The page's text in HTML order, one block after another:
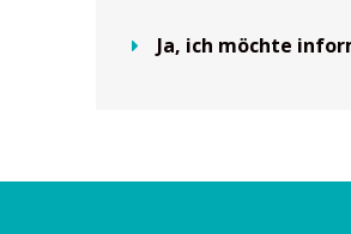
Ja, ich möchte